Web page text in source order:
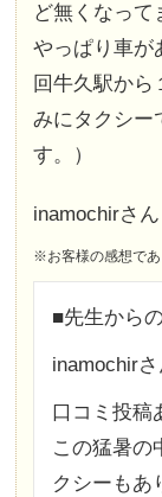
ど無くなって
やっぱり車が
回牛久駅から
みにタクシー
す。）
inamochirさ
※お客様の感想であ
■先生から
inamochirさ
口コミ投稿
この猛暑の
クシーもあ